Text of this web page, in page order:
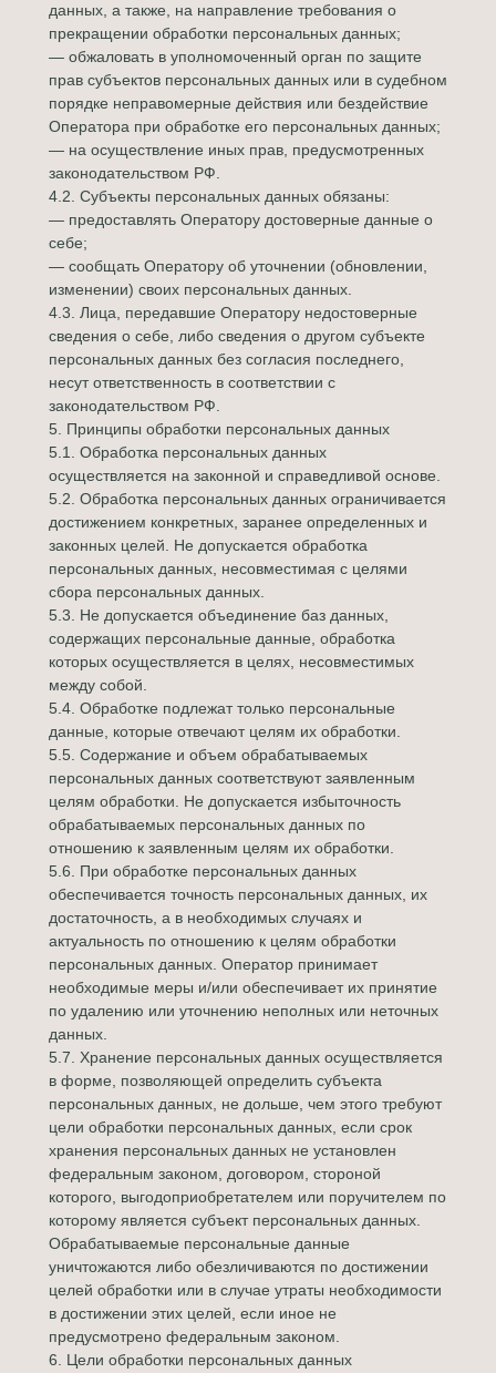
данных, а также, на направление требования о
прекращении обработки персональных данных;
— обжаловать в уполномоченный орган по защите
прав субъектов персональных данных или в судебном
порядке неправомерные действия или бездействие
Оператора при обработке его персональных данных;
— на осуществление иных прав, предусмотренных
законодательством РФ.
4.2. Субъекты персональных данных обязаны:
— предоставлять Оператору достоверные данные о
себе;
— сообщать Оператору об уточнении (обновлении,
изменении) своих персональных данных.
4.3. Лица, передавшие Оператору недостоверные
сведения о себе, либо сведения о другом субъекте
персональных данных без согласия последнего,
несут ответственность в соответствии с
законодательством РФ.
5. Принципы обработки персональных данных
5.1. Обработка персональных данных
осуществляется на законной и справедливой основе.
5.2. Обработка персональных данных ограничивается
достижением конкретных, заранее определенных и
законных целей. Не допускается обработка
персональных данных, несовместимая с целями
сбора персональных данных.
5.3. Не допускается объединение баз данных,
содержащих персональные данные, обработка
которых осуществляется в целях, несовместимых
между собой.
5.4. Обработке подлежат только персональные
данные, которые отвечают целям их обработки.
5.5. Содержание и объем обрабатываемых
персональных данных соответствуют заявленным
целям обработки. Не допускается избыточность
обрабатываемых персональных данных по
отношению к заявленным целям их обработки.
5.6. При обработке персональных данных
обеспечивается точность персональных данных, их
достаточность, а в необходимых случаях и
актуальность по отношению к целям обработки
персональных данных. Оператор принимает
необходимые меры и/или обеспечивает их принятие
по удалению или уточнению неполных или неточных
данных.
5.7. Хранение персональных данных осуществляется
в форме, позволяющей определить субъекта
персональных данных, не дольше, чем этого требуют
цели обработки персональных данных, если срок
хранения персональных данных не установлен
федеральным законом, договором, стороной
которого, выгодоприобретателем или поручителем по
которому является субъект персональных данных.
Обрабатываемые персональные данные
уничтожаются либо обезличиваются по достижении
целей обработки или в случае утраты необходимости
в достижении этих целей, если иное не
предусмотрено федеральным законом.
6. Цели обработки персональных данных